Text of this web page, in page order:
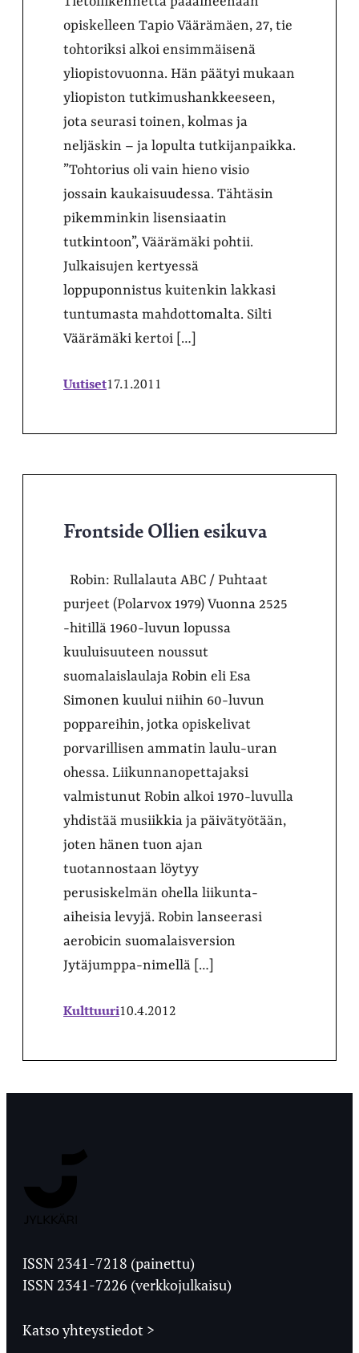
opiskelleen Tapio Väärämäen, 27, tie
tohtoriksi alkoi ensimmäisenä
yliopistovuonna. Hän päätyi mukaan
yliopiston tutkimushankkeeseen,
jota seurasi toinen, kolmas ja
neljäskin – ja lopulta tutkijanpaikka.
”Tohtorius oli vain hieno visio
jossain kaukaisuudessa. Tähtäsin
pikemminkin lisensiaatin
tutkintoon”, Väärämäki pohtii.
Julkaisujen kertyessä
loppuponnistus kuitenkin lakkasi
tuntumasta mahdottomalta. Silti
Väärämäki kertoi […]
Uutiset17.1.2011
Frontside Ollien esikuva
Robin: Rullalauta ABC / Puhtaat
purjeet (Polarvox 1979) Vuonna 2525
-hitillä 1960-luvun lopussa
kuuluisuuteen noussut
suomalaislaulaja Robin eli Esa
Simonen kuului niihin 60-luvun
poppareihin, jotka opiskelivat
porvarillisen ammatin laulu-uran
ohessa. Liikunnanopettajaksi
valmistunut Robin alkoi 1970-luvulla
yhdistää musiikkia ja päivätyötään,
joten hänen tuon ajan
tuotannostaan löytyy
perusiskelmän ohella liikunta-
aiheisia levyjä. Robin lanseerasi
aerobicin suomalaisversion
Jytäjumppa-nimellä […]
Kulttuuri10.4.2012
Ylioppilaslehti
ISSN 2341-7218 (painettu)
ISSN 2341-7226 (verkkojulkaisu)
Katso yhteystiedot >